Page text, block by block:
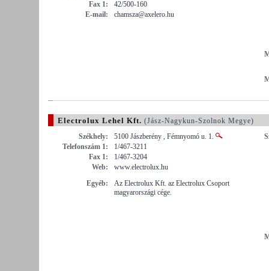
Fax 1:
42/500-160
E-mail:
chamsza@axelero.hu
Electrolux Lehel Kft. (Jász-Nagykun-Szolnok Megye)
Székhely:
5100 Jászberény , Fémnyomó u. 1.
Telefonszám 1:
1/467-3211
Fax 1:
1/467-3204
Web:
www.electrolux.hu
Egyéb:
Az Electrolux Kft. az Electrolux Csoport
magyarországi cége.